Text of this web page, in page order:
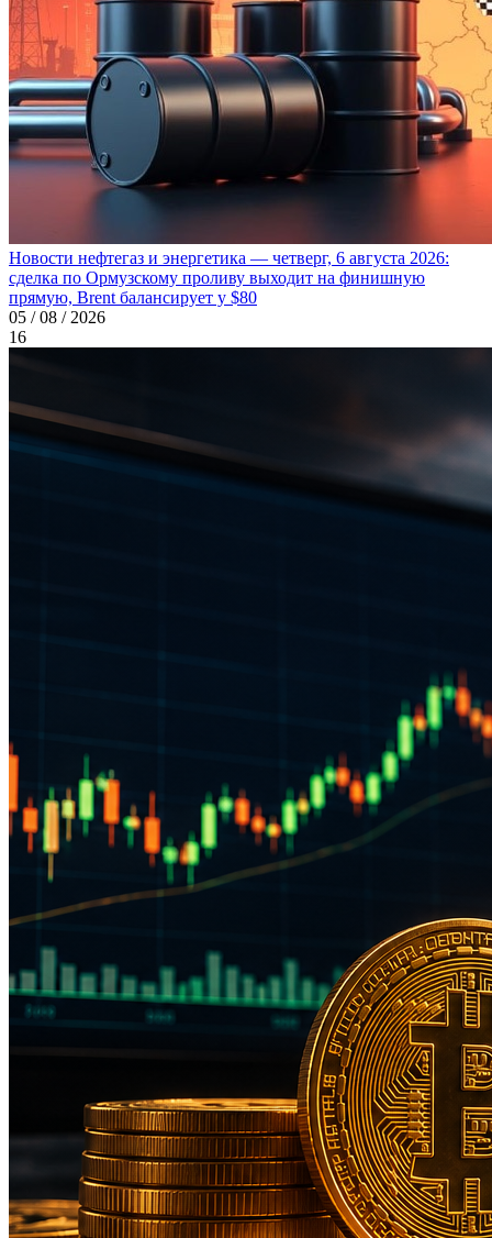
Новости нефтегаз и энергетика — четверг, 6 августа 2026:
сделка по Ормузскому проливу выходит на финишную
прямую, Brent балансирует у $80
05 / 08 / 2026
16